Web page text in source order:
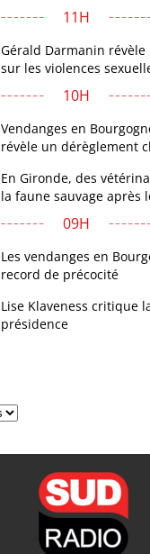
11H
Gérald Darmanin
sur les violences
10H
Vendanges en
révèle un dérèglement
En Gironde, des
la faune sauvage après
09H
Les vendanges en
record de précocité
Lise Klaveness critique
présidence